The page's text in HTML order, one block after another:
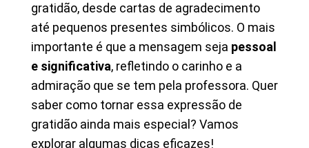
gratidão, desde cartas de agradecimento
até pequenos presentes simbólicos. O mais
importante é que a mensagem seja pessoal
e significativa, refletindo o carinho e a
admiração que se tem pela professora. Quer
saber como tornar essa expressão de
gratidão ainda mais especial? Vamos
explorar algumas dicas eficazes!